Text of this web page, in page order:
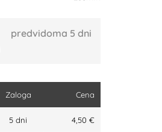
predvidoma 5 dni
Zaloga Cena
5 dni 4,50 €